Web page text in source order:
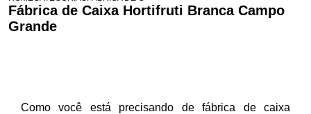
Fábrica de Caixa Hortifruti Branca Campo
Grande
Como você está precisando de fábrica de caixa